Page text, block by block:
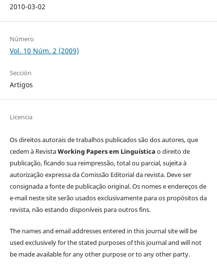
2010-03-02
Número
Vol. 10 Núm. 2 (2009)
Sección
Artigos
Licencia
Os direitos autorais de trabalhos publicados são dos autores, que
cedem à RevistaWorking Papers em Linguística o direito de
publicação, ficando sua reimpressão, total ou parcial, sujeita à
autorização expressa da Comissão Editorial da revista. Deve ser
consignada a fonte de publicação original. Os nomes e endereços de
e-mail neste site serão usados exclusivamente para os propósitos da
revista, não estando disponíveis para outros fins.
The names and email addresses entered in this journal site will be
used exclusively for the stated purposes of this journal and will not
be made available for any other purpose or to any other party.